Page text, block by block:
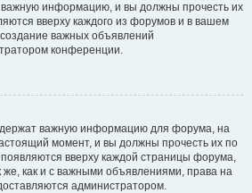
информацию, и вы должны прочесть их
вверху каждого из форумов и в вашем
важных объявлений
конференции.
важную информацию для форума, на
момент, и вы должны прочесть их по
вверху каждой страницы форума,
же, как и с важными объявлениями, права на
администратором.